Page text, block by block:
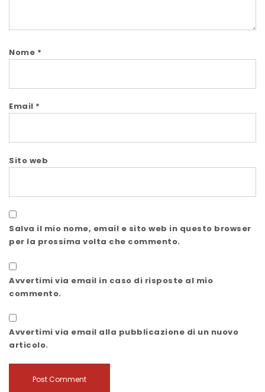
Nome *
Email *
Sito web
Salva il mio nome, email e sito web in questo browser
per la prossima volta che commento.
Avvertimi via email in caso di risposte al mio
commento.
Avvertimi via email alla pubblicazione di un nuovo
articolo.